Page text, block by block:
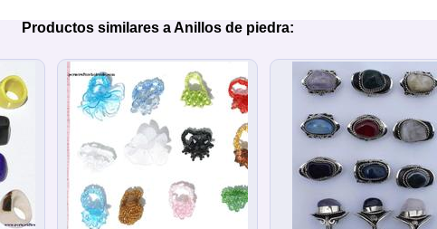
Productos similares a Anillos de piedra: